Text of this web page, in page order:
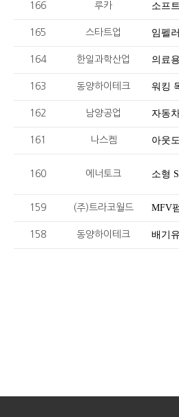
166 루카 소프
165 스타트업 임펠
164 한일과학산업 의료
163 동양하이테크 워킹
162 남양공업 자동
161 나스켐 아웃
160 에너토크 소형
159 (주)트라코월드 MFV
158 동양하이테크 배기